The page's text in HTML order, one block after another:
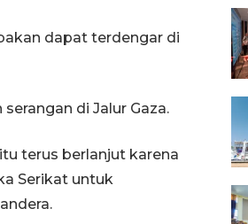
dapat terdengar di
di Jalur Gaza.
terus berlanjut karena
Serikat untuk